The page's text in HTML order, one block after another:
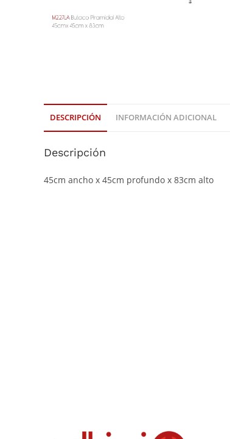
DESCRIPCIÓN INFORMACIÓN ADICIONAL
Descripción
45cm ancho x 45cm profundo x 83cm alto